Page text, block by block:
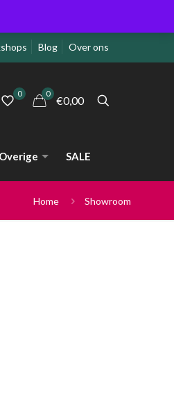
Blog Over ons
0 0
€0,00
Overige SALE
Home Showroom